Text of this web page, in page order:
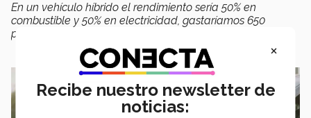
En un vehículo híbrido el rendimiento sería 50% en
combustible y 50% en electricidad, gastaríamos 650
pesos",
×
Recibe nuestro newsletter de
noticias: